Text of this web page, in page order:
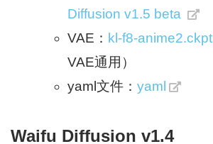
Diffusion v1.5 beta
VAE： kl-f8-anime2.ckpt
VAE通用）
yaml文件： yaml
Waifu Diffusion v1.4